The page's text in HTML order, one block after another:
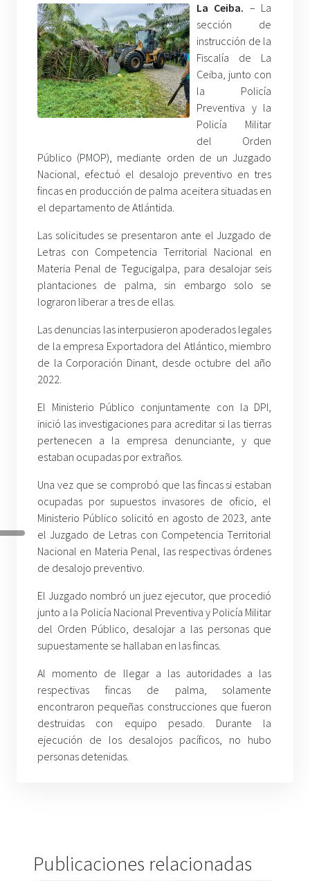
La Ceiba. – La
sección de
instrucción de la
Fiscalía de La
Ceiba, junto con
la Policía
Preventiva y la
Policía Militar
del Orden
Público (PMOP), mediante orden de un Juzgado
Nacional, efectuó el desalojo preventivo en tres
fincas en producción de palma aceitera situadas en
el departamento de Atlántida.
Las solicitudes se presentaron ante el Juzgado de
Letras con Competencia Territorial Nacional en
Materia Penal de Tegucigalpa, para desalojar seis
plantaciones de palma, sin embargo solo se
lograron liberar a tres de ellas.
Las denuncias las interpusieron apoderados legales
de la empresa Exportadora del Atlántico, miembro
de la Corporación Dinant, desde octubre del año
2022.
El Ministerio Público conjuntamente con la DPI,
inició las investigaciones para acreditar si las tierras
pertenecen a la empresa denunciante, y que
estaban ocupadas por extraños.
Una vez que se comprobó que las fincas si estaban
ocupadas por supuestos invasores de oficio, el
Ministerio Público solicitó en agosto de 2023, ante
el Juzgado de Letras con Competencia Territorial
Nacional en Materia Penal, las respectivas órdenes
de desalojo preventivo.
El Juzgado nombró un juez ejecutor, que procedió
junto a la Policía Nacional Preventiva y Policía Militar
del Orden Público, desalojar a las personas que
supuestamente se hallaban en las fincas.
Al momento de llegar a las autoridades a las
respectivas fincas de palma, solamente
encontraron pequeñas construcciones que fueron
destruidas con equipo pesado. Durante la
ejecución de los desalojos pacíficos, no hubo
personas detenidas.
Publicaciones relacionadas